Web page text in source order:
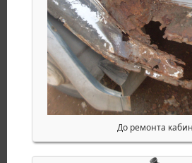
До ремонта